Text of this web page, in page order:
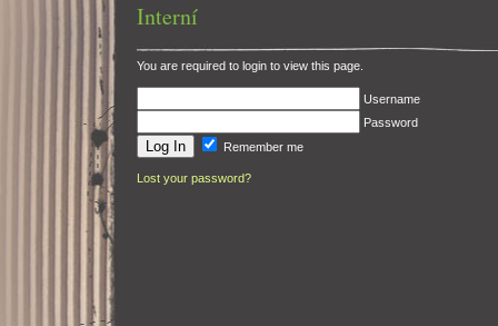
Interní
You are required to login to view this page.
Username
Password
Remember me
Lost your password?